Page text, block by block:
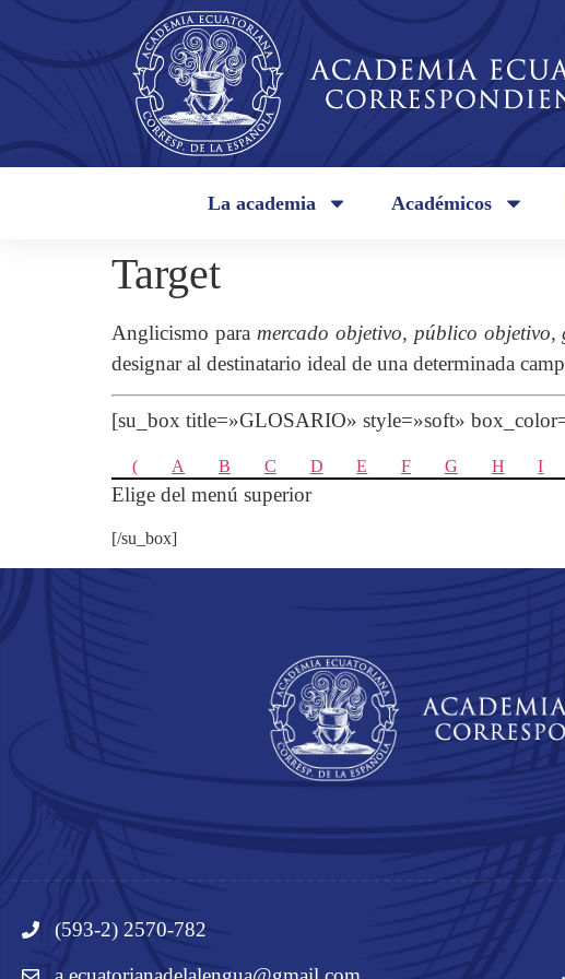
La academia Académicos
Target
Anglicismo para mercado objetivo, público
designar al destinatario ideal de una determinada
[su_box title=»GLOSARIO» style=»soft»
( A B C D E F G H I
Elige del menú superior
[/su_box]
(593-2) 2570-782